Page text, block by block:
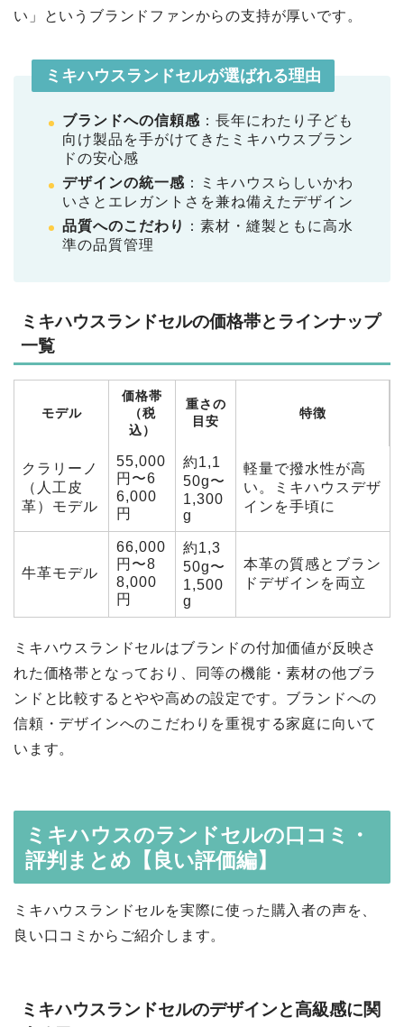
い」というブランドファンからの支持が厚いです。
ミキハウスランドセルが選ばれる理由
ブランドへの信頼感 ：長年にわたり子ども
向け製品を手がけてきたミキハウスブラン
ドの安心感
デザインの統一感 ：ミキハウスらしいかわ
いさとエレガントさを兼ね備えたデザイン
品質へのこだわり
：素材・縫製ともに高水
準の品質管理
ミキハウスランドセルの価格帯とラインナップ
一覧
モデル
価格帯
（税
込）
重さの
目安
特徴
クラリーノ
（人工皮
革）モデル
55,000
円〜6
6,000
円
約1,1
50g〜
1,300
g
軽量で撥水性が高
い。ミキハウスデザ
インを手頃に
牛革モデル
66,000
円〜8
8,000
円
約1,3
50g〜
1,500
g
本革の質感とブラン
ドデザインを両立
ミキハウスランドセルはブランドの付加価値が反映さ
れた価格帯となっており、同等の機能・素材の他ブラ
ンドと比較するとやや高めの設定です。ブランドへの
信頼・デザインへのこだわりを重視する家庭に向いて
います。
ミキハウスのランドセルの口コミ・
評判まとめ【良い評価編】
ミキハウスランドセルを実際に使った購入者の声を、
良い口コミからご紹介します。
ミキハウスランドセルのデザインと高級感に関